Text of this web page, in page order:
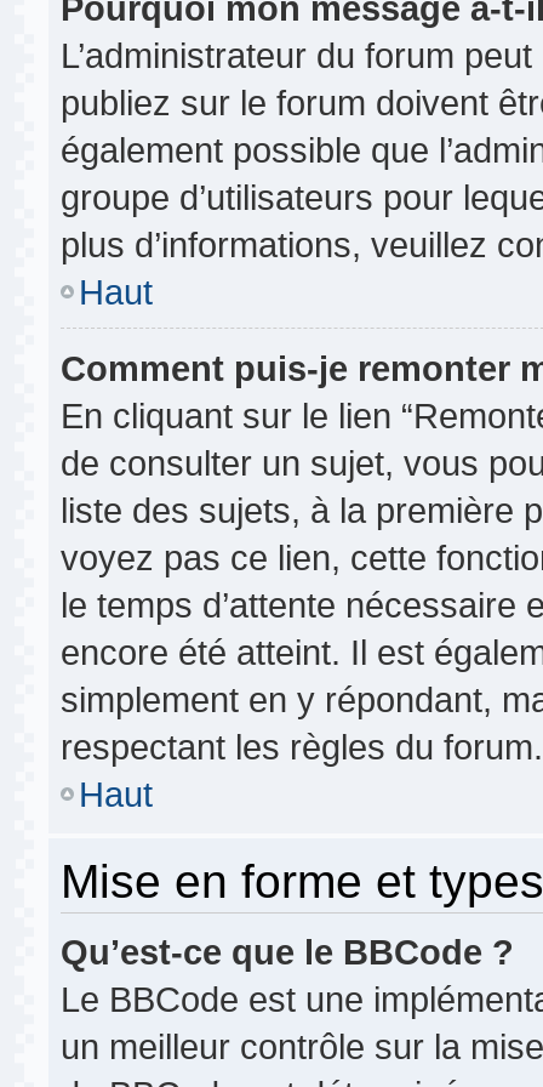
L’administrateur du forum
publiez sur le forum doivent
également possible que
groupe d’utilisateurs pour
plus d’informations, veuillez
Haut
Comment puis-je remonter
En cliquant sur le lien
de consulter un sujet, vous
liste des sujets, à la première
voyez pas ce lien, cette
le temps d’attente nécessaire
encore été atteint. Il est
simplement en y répondant,
respectant les règles du forum.
Haut
Mise en forme et
Qu’est-ce que le BBCode ?
Le BBCode est une
un meilleur contrôle sur la